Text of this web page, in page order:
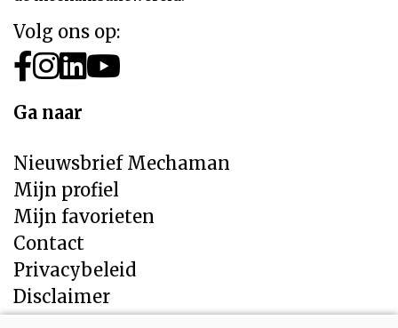
Volg ons op:
Ga naar
Nieuwsbrief Mechaman
Mijn profiel
Mijn favorieten
Contact
Privacybeleid
Disclaimer